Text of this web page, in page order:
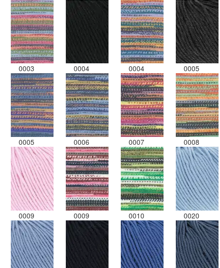
0003 0004 0004 0005
0005 0006 0007 0008
0009 0009 0010 0020